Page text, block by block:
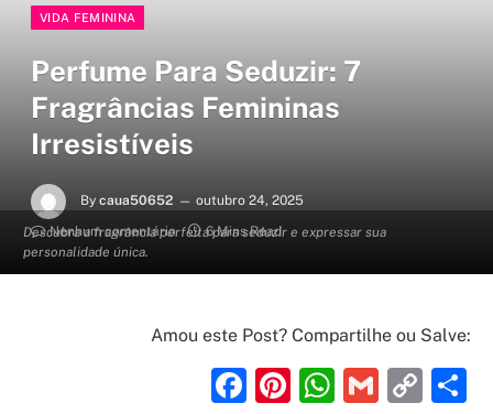
Descubra a fragrância perfeita para seduzir e expressar sua
personalidade única.
VIDA FEMININA
Perfume Para Seduzir: 7
Fragrâncias Femininas
Irresistíveis
By caua50652
outubro 24, 2025
Nenhum comentário
6 Mins Read
Amou este Post? Compartilhe ou Salve:
Facebook
Pinterest
Gmail